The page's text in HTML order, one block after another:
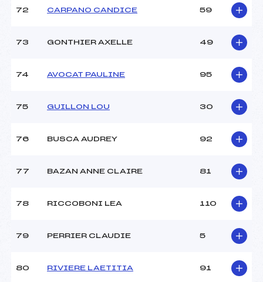
72 CARPANO CANDICE 59
73 GONTHIER AXELLE 49
74 AVOCAT PAULINE 95
75 GUILLON LOU 30
76 BUSCA AUDREY 92
77 BAZAN ANNE CLAIRE 81
78 RICCOBONI LEA 110
79 PERRIER CLAUDIE 5
80 RIVIERE LAETITIA 91